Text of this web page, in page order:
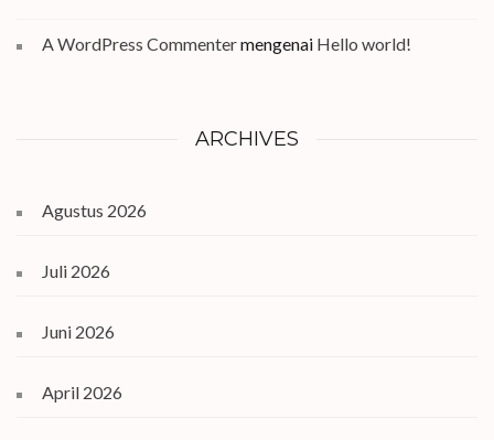
A WordPress Commentermengenai Hello world!
ARCHIVES
Agustus 2026
Juli 2026
Juni 2026
April 2026